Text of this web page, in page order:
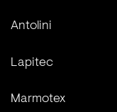
Antolini
Lapitec
Marmotex